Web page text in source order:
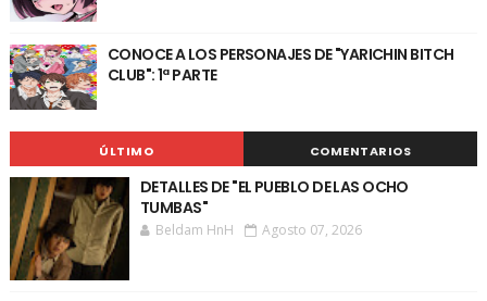
CONOCE A LOS PERSONAJES DE "YARICHIN BITCH
CLUB": 1ª PARTE
ÚLTIMO COMENTARIOS
DETALLES DE "EL PUEBLO DE LAS OCHO
TUMBAS"
Beldam HnH Agosto 07, 2026